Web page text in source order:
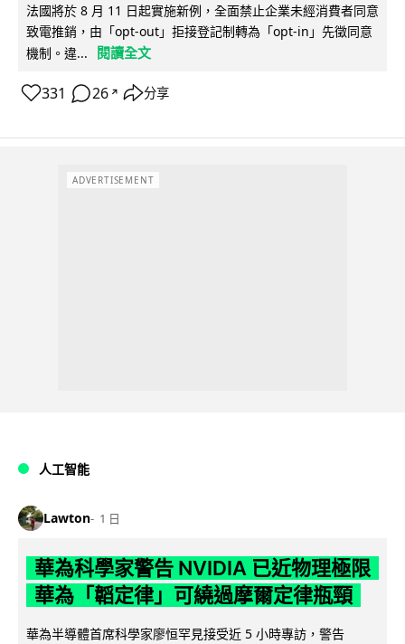
法國將於 8 月 11 日起實施新例，全面禁止企業未經消費者同意
致電推銷，由「opt-out」拒接登記制轉為「opt-in」先徵同意
機制。違...
閱讀全文
331 26 ↗ 分享
ADVERTISEMENT
人工智能
Lawton 1 日
華為科學家警告 NVIDIA 已近物理極限
華為「韜定律」可繞過摩爾定律瓶頸
華為半導體首席科學家廖恒罕見接受近 5 小時專訪，警告